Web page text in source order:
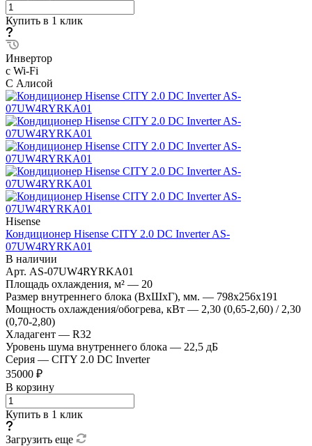
Купить в 1 клик
Инвертор
с Wi-Fi
С Алисой
Hisense
Кондиционер Hisense CITY 2.0 DC Inverter AS-
07UW4RYRKA01
В наличии
Арт. AS-07UW4RYRKA01
Площадь охлаждения, м² — 20
Размер внутреннего блока (ВхШхГ), мм. — 798x256x191
Мощность охлаждения/обогрева, кВт — 2,30 (0,65-2,60) / 2,30
(0,70-2,80)
Хладагент — R32
Уровень шума внутреннего блока — 22,5 дБ
Серия — CITY 2.0 DC Inverter
35000 ₽
В корзину
Купить в 1 клик
Загрузить еще